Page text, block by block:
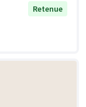
Retenue